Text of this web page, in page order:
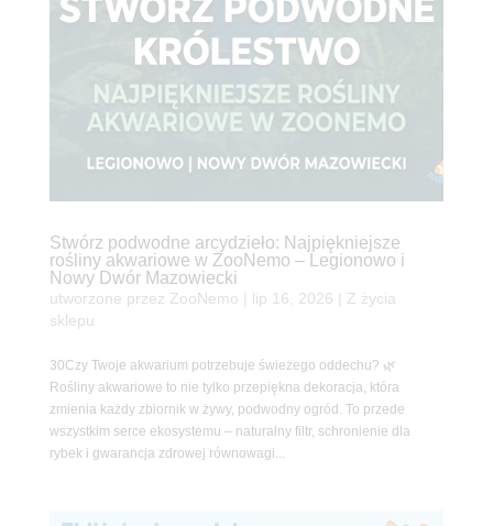
Stwórz podwodne arcydzieło: Najpiękniejsze
rośliny akwariowe w ZooNemo – Legionowo i
Nowy Dwór Mazowiecki
utworzone przez ZooNemo lip 16, 2026
Z życia
sklepu
30Czy Twoje akwarium potrzebuje świeżego oddechu? 🌿
Rośliny akwariowe to nie tylko przepiękna dekoracja, która
zmienia każdy zbiornik w żywy, podwodny ogród. To przede
wszystkim serce ekosystemu – naturalny filtr, schronienie dla
rybek i gwarancja zdrowej równowagi...